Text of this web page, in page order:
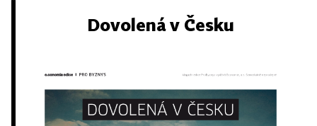
Dovolená v Česku